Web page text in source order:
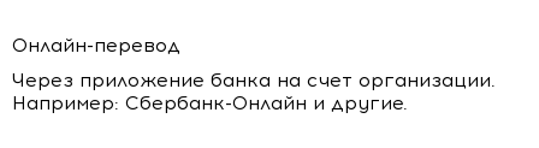
Онлайн-перевод
Через приложение банка на счет организации.
Например: Сбербанк-Онлайн и другие.